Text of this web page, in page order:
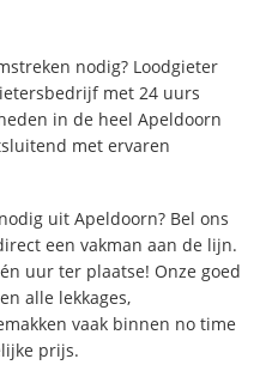
nodig? Loodgieter
met 24 uurs
in de heel Apeldoorn
met ervaren
uit Apeldoorn? Bel ons
een vakman aan de lijn.
uur ter plaatse! Onze goed
alle lekkages,
vaak binnen no time
prijs.